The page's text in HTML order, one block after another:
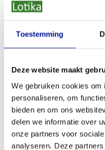
Toestemming
Deze website maakt
We gebruiken cookies om
personaliseren, om
bieden en om ons
delen we informatie over
onze partners voor
analyseren. Deze
KLEUR
KEURMERK
HERKOMST
Bekijk hieronder alle